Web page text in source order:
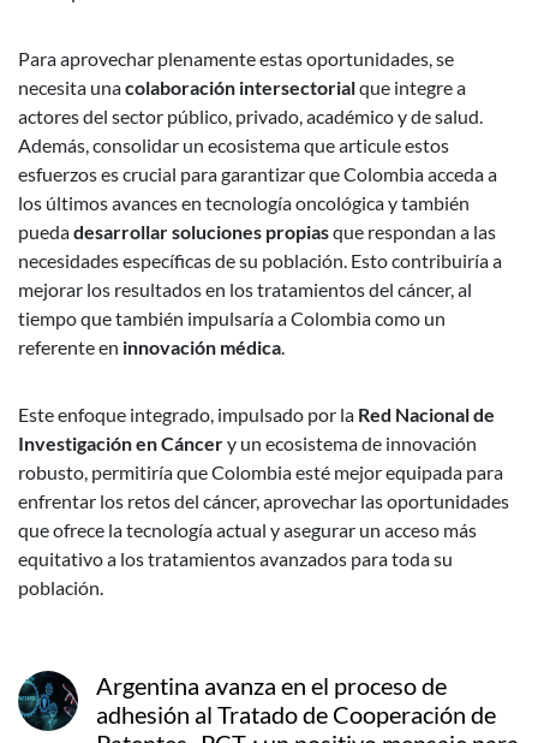
Para aprovechar plenamente estas oportunidades, se
necesita unacolaboración intersectorialque integre a
actores del sector público, privado, académico y de salud.
Además, consolidar un ecosistema que articule estos
esfuerzos es crucial para garantizar que Colombia acceda a
los últimos avances en tecnología oncológica y también
puedadesarrollar soluciones propiasque respondan a las
necesidades específicas de su población. Esto contribuiría a
mejorar los resultados en los tratamientos del cáncer, al
tiempo que también impulsaría a Colombia como un
referente en innovación médica.
Este enfoque integrado, impulsado por la Red Nacional de
Investigación en Cáncery un ecosistema de innovación
robusto, permitiría que Colombia esté mejor equipada para
enfrentar los retos del cáncer, aprovechar las oportunidades
que ofrece la tecnología actual y asegurar un acceso más
equitativo a los tratamientos avanzados para toda su
población.
Argentina avanza en el proceso de
adhesión al Tratado de Cooperación de